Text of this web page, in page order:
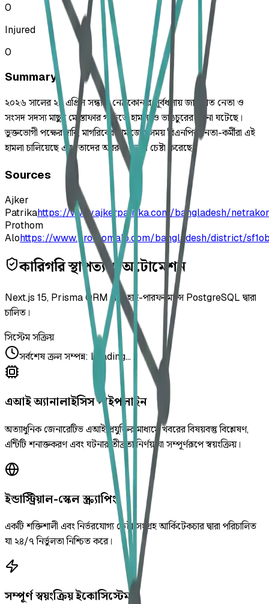
0
Injured
0
Summary
২০২৬ সালের ২৪ এপ্রিল সন্ধ্যায় নেত্রকোনার পূর্বধলায় জামায়াত নেতা ও
সংসদ সদস্য মাছুম মোস্তাফার গাড়িতে হামলা ও ভাঙচুরের ঘটনা ঘটেছে।
ভুক্তভোগী পক্ষের দাবি, মাগরিবের নামাজের সময় বিএনপির নেতা-কর্মীরা এই
হামলা চালিয়েছে এবং তাদের অবরুদ্ধ করার চেষ্টা করেছে।
Sources
Ajker
Patrikahttps://www.ajkerpatrika.com/bangladesh/
Prothom
Alohttps://www.prothomalo.com/bangladesh/district/
কারিগরি স্থাপত্য ও অটোমেশন
Next.js 15, Prisma ORM এবং হাই-পারফরম্যান্স PostgreSQL দ্বারা
চালিত।
সিস্টেম সক্রিয়
সর্বশেষ ক্রল সম্পন্ন: Loading...
এআই অ্যানালাইসিস পাইপলাইন
অত্যাধুনিক জেনারেটিভ এআই প্রযুক্তির মাধ্যমে খবরের বিষয়বস্তু বিশ্লেষণ,
এন্টিটি শনাক্তকরণ এবং ঘটনার তীব্রতা নির্ণয় যা সম্পূর্ণরূপে স্বয়ংক্রিয়।
ইন্ডাস্ট্রিয়াল-স্কেল স্ক্র্যাপিং
একটি শক্তিশালী এবং নির্ভরযোগ্য ডেটা সংগ্রহ আর্কিটেকচার দ্বারা পরিচালিত
যা ২৪/৭ নির্ভুলতা নিশ্চিত করে।
সম্পূর্ণ স্বয়ংক্রিয় ইকোসিস্টেম